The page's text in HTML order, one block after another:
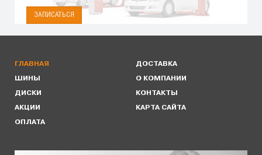
ЗАПИСАТЬСЯ
ГЛАВНАЯ
ШИНЫ
ДИСКИ
АКЦИИ
ОПЛАТА
ДОСТАВКА
О КОМПАНИИ
КОНТАКТЫ
КАРТА САЙТА